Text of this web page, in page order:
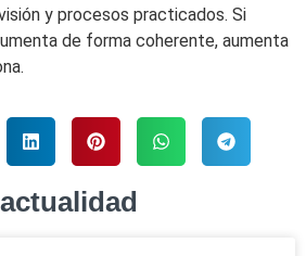
y procesos practicados. Si
de forma coherente, aumenta